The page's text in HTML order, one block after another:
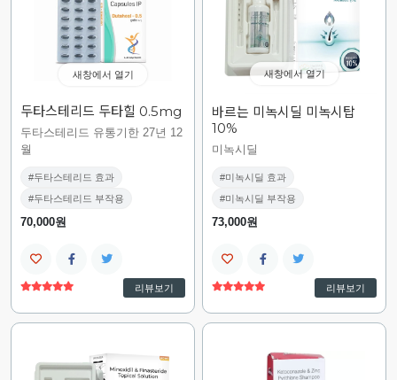
새창에서 열기
두타스테리드 두타힐 0.5mg
두타스테리드 유통기한 27년 12
월
#두타스테리드 효과
#두타스테리드 부작용
70,000원
리뷰보기
새창에서 열기
바르는 미녹시딜 미녹시탑
10%
미녹시딜
#미녹시딜 효과
#미녹시딜 부작용
73,000원
리뷰보기